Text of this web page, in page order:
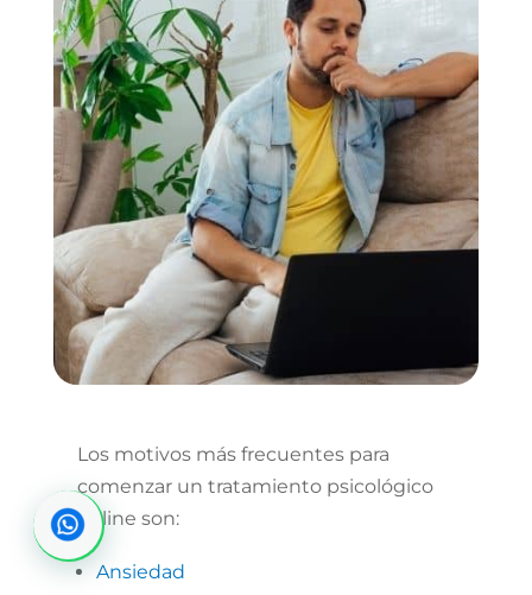
Los motivos más frecuentes para
comenzar un tratamiento psicológico
online son:
Ansiedad